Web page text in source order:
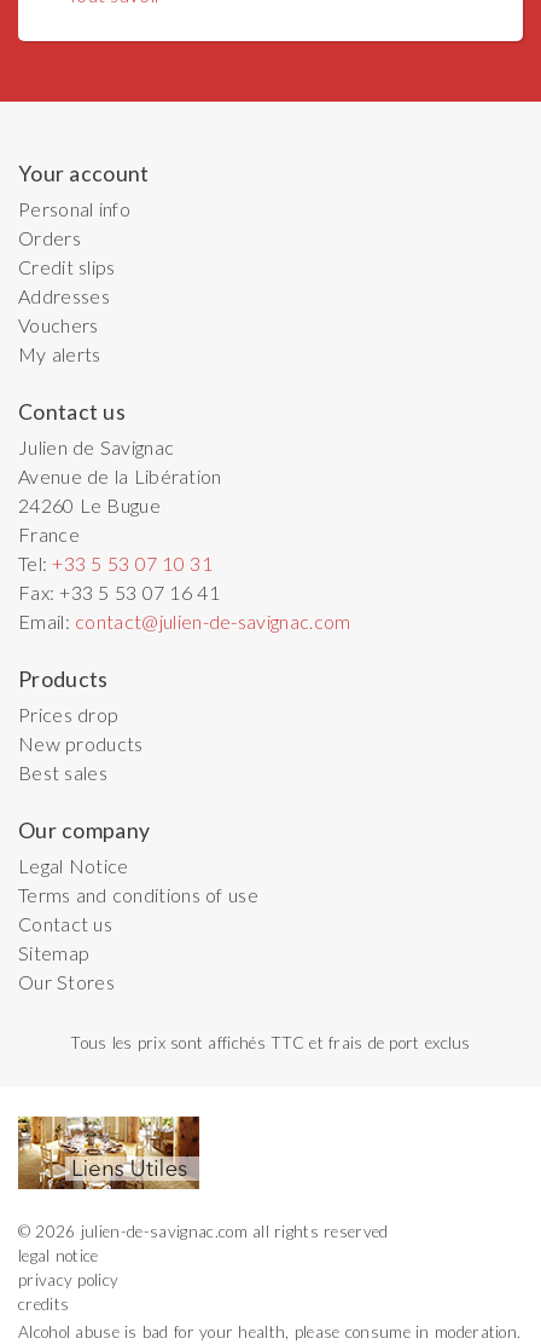
Your account
Personal info
Orders
Credit slips
Addresses
Vouchers
My alerts
Contact us
Julien de Savignac
Avenue de la Libération
24260 Le Bugue
France
Tel:+33 5 53 07 10 31
Fax:+33 5 53 07 16 41
Email: contact@julien-de-savignac.com
Products
Prices drop
New products
Best sales
Our company
Legal Notice
Terms and conditions of use
Contact us
Sitemap
Our Stores
Tous les prix sont affichés TTC et frais de port exclus
© 2026 julien-de-savignac.com all rights reserved
legal notice
privacy policy
credits
Alcohol abuse is bad for your health, please consume in moderation.